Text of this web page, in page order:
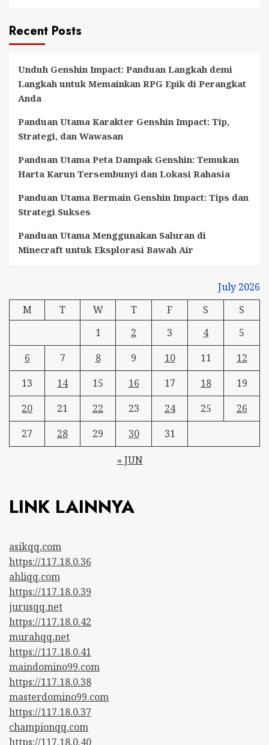
Recent Posts
Unduh Genshin Impact: Panduan Langkah demi
Langkah untuk Memainkan RPG Epik di Perangkat
Anda
Panduan Utama Karakter Genshin Impact: Tip,
Strategi, dan Wawasan
Panduan Utama Peta Dampak Genshin: Temukan
Harta Karun Tersembunyi dan Lokasi Rahasia
Panduan Utama Bermain Genshin Impact: Tips dan
Strategi Sukses
Panduan Utama Menggunakan Saluran di
Minecraft untuk Eksplorasi Bawah Air
July 2026
M
T W T F S
S
1
2 3 4
5
6
7 8 9 10 11
12
13
14 15 16 17 18
19
20
21 22 23 24 25
26
27
28 29 30
31
« JUN
LINK LAINNYA
asikqq.com
https://117.18.0.36
ahliqq.com
https://117.18.0.39
jurusqq.net
https://117.18.0.42
murahqq.net
https://117.18.0.41
maindomino99.com
https://117.18.0.38
masterdomino99.com
https://117.18.0.37
championqq.com
https://117.18.0.40